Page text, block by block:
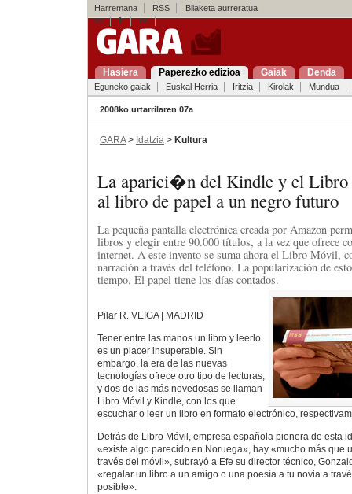
Harremana RSS
Bilaketa aurreratua
es
fr en
Hasiera Paperezko edizioa Gaiak Denda
Eguneko gaiak Euskal Herria Iritzia Kirolak Mundua
2008ko urtarrilaren 07a
GARA> Idatzia > Kultura
La aparici�n del Kindle y el
al libro de papel a un negro futuro
La pequeña pantalla electrónica creada por Amazon
libros y elegir entre 90.000 títulos, a la vez que ofrece
internet. A este invento se suma ahora el Libro Móvil,
narración a través del teléfono. La popularización de
tiempo. El papel tiene los días contados.
Pilar R. VEIGA | MADRID
Tener entre las manos un libro y leerlo
es un placer insuperable. Sin
embargo, la era de las nuevas
tecnologías ofrece otro tipo de lecturas,
y dos de las más novedosas se llaman
Libro Móvil y Kindle, con los que
escuchar o leer un libro en formato electrónico,
Detrás de Libro Móvil, empresa española pionera de esta
«existe algo parecido en Noruega», hay «mucho más que
través del móvil», subrayó a Efe su director técnico,
«regalar un libro a un amigo o una poesía a tu novia a
posible».